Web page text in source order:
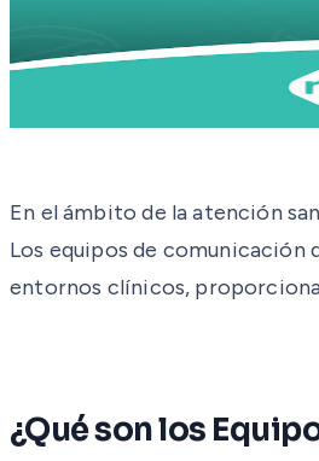
En el ámbito de la atención
Los equipos de comunicación
entornos clínicos,
¿Qué son los